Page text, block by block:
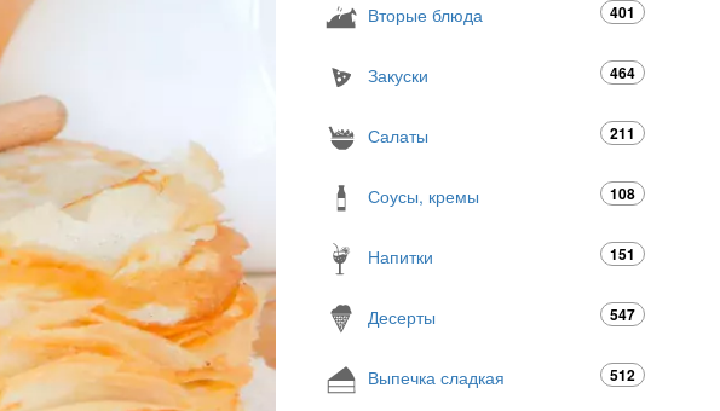
Вторые блюда 401
Закуски 464
Салаты 211
Соусы, кремы 108
Напитки 151
Десерты 547
Выпечка сладкая 512